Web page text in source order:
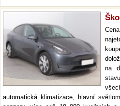
na
automatická klimatizace, hlavní